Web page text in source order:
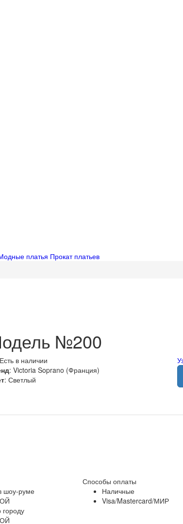
платья Прокат платьев
№200
Есть в наличии
: Victoria Soprano (Франция)
: Светлый
шоу-руме
Способы оплаты
Наличные
Visa/Mastercard/МИР